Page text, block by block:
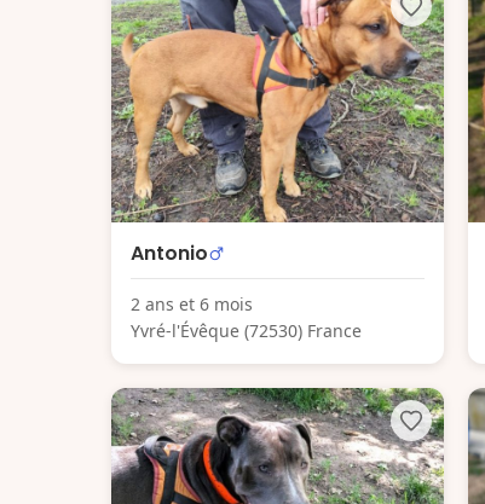
Antonio
2 ans et 6 mois
Yvré-l'Évêque (72530) France